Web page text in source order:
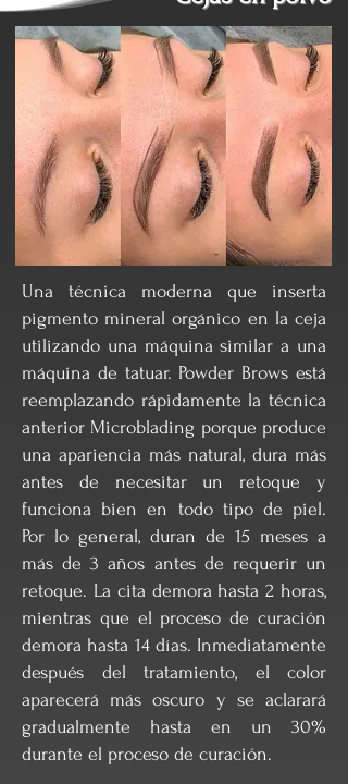
Una técnica moderna que inserta
pigmento mineral orgánico en la ceja
utilizando una máquina similar a una
máquina de tatuar. Powder Brows está
reemplazando rápidamente la técnica
anterior Microblading porque produce
una apariencia más natural, dura más
antes de necesitar un retoque y
funciona bien en todo tipo de piel.
Por lo general, duran de 15 meses a
más de 3 años antes de requerir un
retoque. La cita demora hasta 2 horas,
mientras que el proceso de curación
demora hasta 14 días. Inmediatamente
después del tratamiento, el color
aparecerá más oscuro y se aclarará
gradualmente hasta en un 30%
durante el proceso de curación.